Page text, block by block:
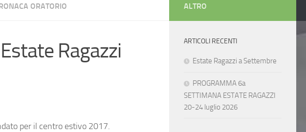
ORATORIO
Ragazzi
per il centro estivo 2017.
ALTRO
ARTICOLI RECENTI
Estate Ragazzi a Settembre
PROGRAMMA 6a
SETTIMANA ESTATE RAGAZZI
20-24 luglio 2026